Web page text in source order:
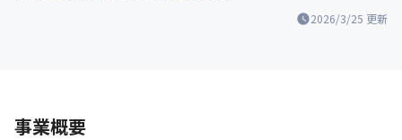
2026/3/25 更新
事業概要